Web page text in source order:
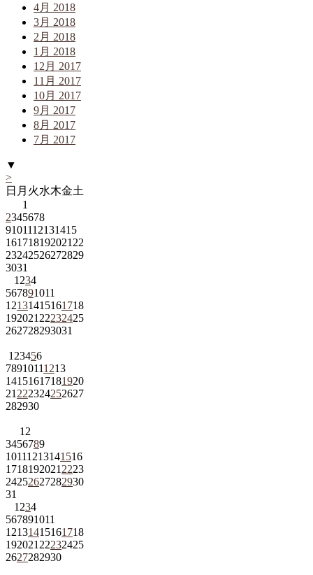
4月 2018
3月 2018
2月 2018
1月 2018
12月 2017
11月 2017
10月 2017
9月 2017
8月 2017
7月 2017
▼
>
日 月 火水木金土
1
2345678
9101112131415
161718192021 22
23242526272829
3031
1 234
567891011
12131415161718
192021 22232425
262728293031
1 23456
78910111213
14151617181920
21 222324252627
282930
1 2
3456789
10111213141516
1718192021 2223
24252627282930
31
1 234
567891011
12131415161718
192021 22232425
2627282930